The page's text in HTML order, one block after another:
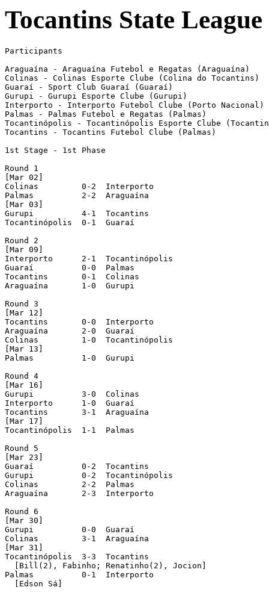
Tocantins State League
Participants
Araguaína - Araguaína Futebol e Regatas (Araguaína)
Colinas - Colinas Esporte Clube (Colina do Tocantins)
Guaraí - Sport Club Guaraí (Guaraí)
Gurupi - Gurupi Esporte Clube (Gurupi)
Interporto - Interporto Futebol Clube (Porto Nacional)
Palmas - Palmas Futebol e Regatas (Palmas)
Tocantinópolis - Tocantinópolis Esporte Clube
Tocantins - Tocantins Futebol Clube (Palmas)
1st Stage - 1st Phase
Round 1
[Mar 02]
Colinas         0-2  Interporto
Palmas          2-2  Araguaína
[Mar 03]
Gurupi          4-1  Tocantins
Tocantinópolis  0-1  Guaraí
Round 2
[Mar 09]
Interporto      2-1  Tocantinópolis
Guaraí          0-0  Palmas
Tocantins       0-1  Colinas
Araguaína       1-0  Gurupi
Round 3
[Mar 12]
Tocantins       0-0  Interporto
Araguaína       2-0  Guaraí
Colinas         1-0  Tocantinópolis
[Mar 13]
Palmas          1-0  Gurupi
Round 4
[Mar 16]
Gurupi          3-0  Colinas
Interporto      1-0  Guaraí
Tocantins       3-1  Araguaína
[Mar 17]
Tocantinópolis  1-1  Palmas
Round 5
[Mar 23]
Guaraí          0-2  Tocantins
Gurupi          0-2  Tocantinópolis
Colinas         2-2  Palmas
Araguaína       2-3  Interporto
Round 6
[Mar 30]
Gurupi          0-0  Guaraí
Colinas         3-1  Araguaína
[Mar 31]
Tocantinópolis  3-3  Tocantins
  [Bill(2), Fabinho; Renatinho(2), Jocion]
Palmas          0-1  Interporto
  [Edson Sá]